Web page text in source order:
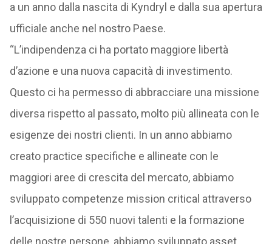
a un anno dalla nascita di Kyndryl e dalla sua apertura
ufficiale anche nel nostro Paese.
“L’indipendenza ci ha portato maggiore libertà
d’azione e una nuova capacità di investimento.
Questo ci ha permesso di abbracciare una missione
diversa rispetto al passato, molto più allineata con le
esigenze dei nostri clienti. In un anno abbiamo
creato practice specifiche e allineate con le
maggiori aree di crescita del mercato, abbiamo
sviluppato competenze mission critical attraverso
l’acquisizione di 550 nuovi talenti e la formazione
delle nostre persone, abbiamo sviluppato asset